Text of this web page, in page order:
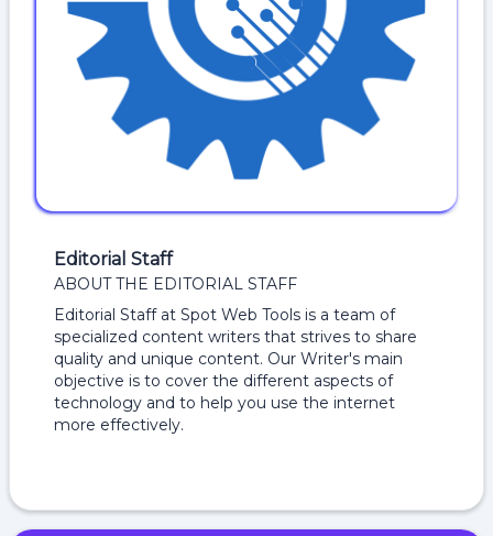
Editorial Staff
ABOUT THE EDITORIAL STAFF
Editorial Staff at Spot Web Tools is a team of
specialized content writers that strives to share
quality and unique content. Our Writer's main
objective is to cover the different aspects of
technology and to help you use the internet
more effectively.